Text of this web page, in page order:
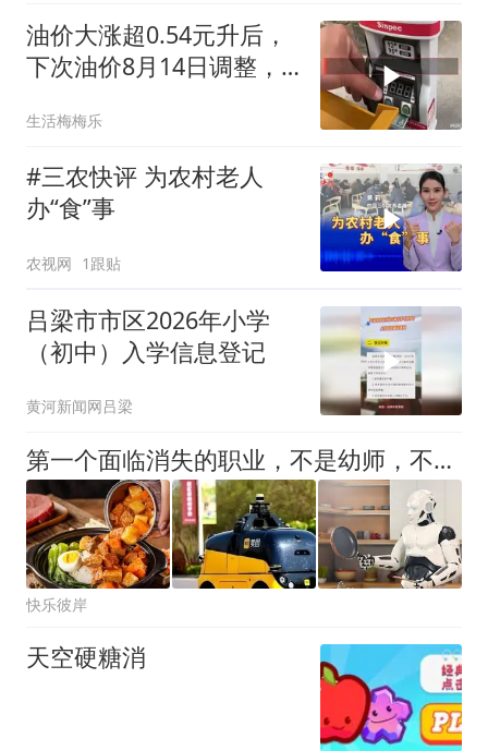
油价大涨超0.54元升后，
下次油价8月14日调整，
生活梅梅乐
#三农快评 为农村老人
办“食”事
农视网 1跟贴
吕梁市市区2026年小学
（初中）入学信息登记
黄河新闻网吕梁
第一个面临消失的职业，不是幼师，不是快递员，而是这三种工作？
快乐彼岸
天空硬糖消